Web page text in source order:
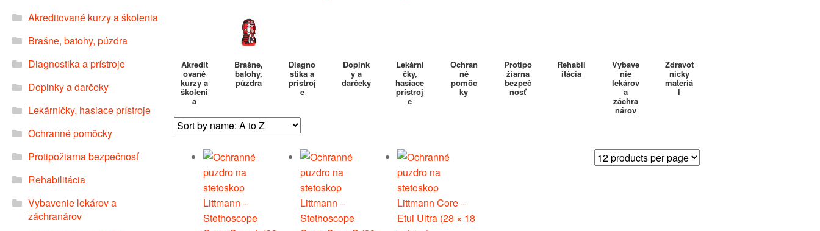
Akreditované kurzy a školenia
Brašne, batohy, púzdra
Diagnostika a prístroje
Doplnky a darčeky
Lekárničky, hasiace prístroje
Ochranné pomôcky
Protipožiarna bezpečnosť
Rehabilitácia
Vybavenie lekárov a
záchranárov
Akredit
ované
kurzy a
školeni
a
Brašne,
batohy,
púzdra
Diagno
stika a
prístroj
e
Doplnk
y a
darčeky
Lekárni
čky,
hasiace
prístroj
e
Ochran
né
pomôc
ky
Protipo
žiarna
bezpeč
nosť
Rehabil
itácia
Vybave
nie
lekárov
a
záchra
nárov
Zdravot
nícky
materiá
l